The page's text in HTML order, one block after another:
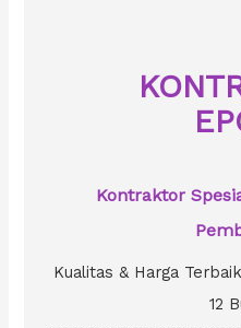
Kontraktor
Kualitas & Harga
12